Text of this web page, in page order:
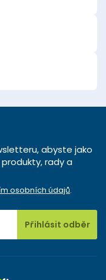
abyste jako
rady a
osobních údajů.
Přihlásit odběr